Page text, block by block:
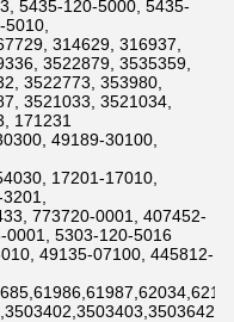
5435-120-5000, 5435-
314629, 316937,
3522879, 3535359,
3522773, 353980,
3521033, 3521034,
171231
49189-30100,
17201-17010,
773720-0001, 407452-
0001, 5303-120-5016
49135-07100, 445812-